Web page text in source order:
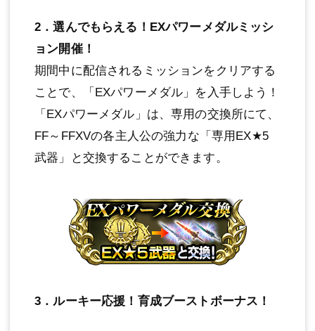
2．選んでもらえる！EXパワーメダルミッシ
ョン開催！
期間中に配信されるミッションをクリアする
ことで、「EXパワーメダル」を入手しよう！
「EXパワーメダル」は、専用の交換所にて、
FF～FFXVの各主人公の強力な「専用EX★5
武器」と交換することができます。
3．ルーキー応援！育成ブーストボーナス！